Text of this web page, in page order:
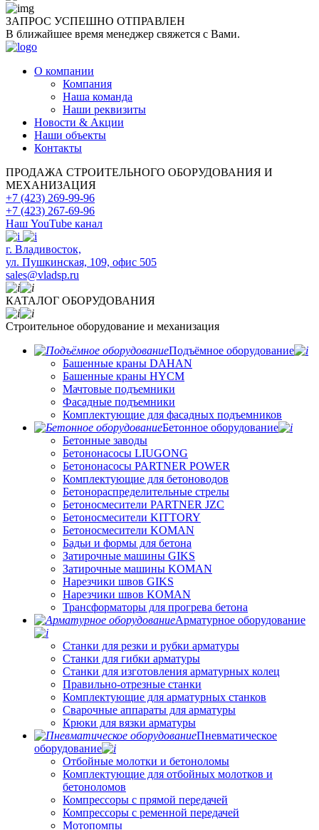
ЗАПРОС УСПЕШНО ОТПРАВЛЕН
В ближайшее время менеджер свяжется с Вами.
О компании
Компания
Наша команда
Наши реквизиты
Новости & Акции
Наши объекты
Контакты
ПРОДАЖА СТРОИТЕЛЬНОГО ОБОРУДОВАНИЯ И
МЕХАНИЗАЦИЯ
+7 (423) 269-99-96
+7 (423) 267-69-96
Наш YouTube канал
​г. Владивосток,
ул. Пушкинская, 109, офис 505
sales@vladsp.ru
КАТАЛОГ ОБОРУДОВАНИЯ
Строительное оборудование и механизация
Подъёмное оборудование
Башенные краны DAHAN
Башенные краны HYCM
Мачтовые подъемники
Фасадные подъемники
Комплектующие для фасадных подъемников
Бетонное оборудование
Бетонные заводы
Бетононасосы LIUGONG
Бетононасосы PARTNER POWER
Комплектующие для бетоноводов
Бетонораспределительные стрелы
Бетоносмесители PARTNER JZC
Бетоносмесители KITTORY
Бетоносмесители KOMAN
Бадьи и формы для бетона
Затирочные машины GIKS
Затирочные машины KOMAN
Нарезчики швов GIKS
Нарезчики швов KOMAN
Трансформаторы для прогрева бетона
Арматурное оборудование
Станки для резки и рубки арматуры
Станки для гибки арматуры
Станки для изготовления арматурных колец
Правильно-отрезные станки
Комплектующие для арматурных станков
Сварочные аппараты для арматуры
Крюки для вязки арматуры
Пневматическое
оборудование
Отбойные молотки и бетоноломы
Комплектующие для отбойных молотков и
бетоноломов
Компрессоры с прямой передачей
Компрессоры с ременной передачей
Мотопомпы